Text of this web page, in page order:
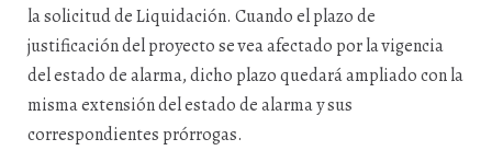
la solicitud de Liquidación. Cuando el plazo de
justificación del proyecto se vea afectado por la vigencia
del estado de alarma, dicho plazo quedará ampliado con la
misma extensión del estado de alarma y sus
correspondientes prórrogas.